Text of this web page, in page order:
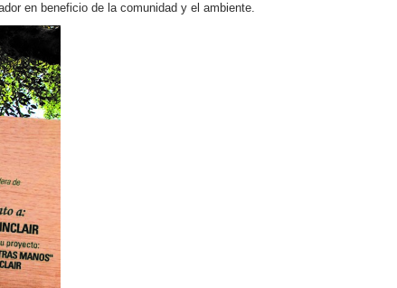
en beneficio de la comunidad y el ambiente.